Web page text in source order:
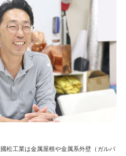
松工業は金属屋根や金属系外壁（ガルバ